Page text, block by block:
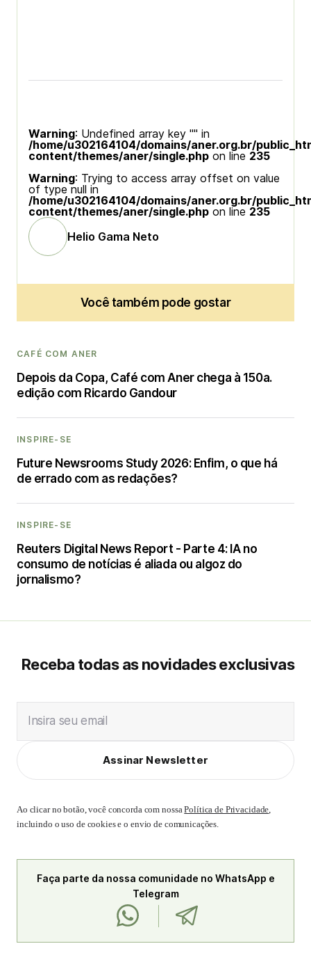
Warning: Undefined array key "" in
/home/u302164104/domains/aner.org.br/
content/themes/aner/single.php on line 235
Warning: Trying to access array offset on value
of type null in
/home/u302164104/domains/aner.org.br/
content/themes/aner/single.php on line 235
Helio Gama Neto
Você também pode gostar
CAFÉ COM ANER
Depois da Copa, Café com Aner chega à 150a.
edição com Ricardo Gandour
INSPIRE-SE
Future Newsrooms Study 2026: Enfim, o que há
de errado com as redações?
INSPIRE-SE
Reuters Digital News Report - Parte 4: IA no
consumo de notícias é aliada ou algoz do
jornalismo?
Receba todas as novidades exclusivas
Insira seu email
Assinar Newsletter
Ao clicar no botão, você concorda com nossaPolítica de Privacidade,
incluindo o uso de cookies e o envio de comunicações.
Faça parte da nossa comunidade no WhatsApp e
Telegram